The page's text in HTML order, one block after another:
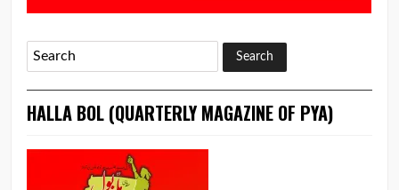
HALLA BOL (QUARTERLY MAGAZINE OF PYA)